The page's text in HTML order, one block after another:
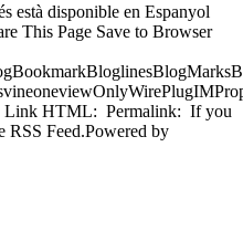
està disponible en Espanyol
This Page Save to Browser
Link HTML: Permalink: If you
RSS Feed.Powered by